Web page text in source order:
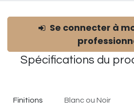
Se connecter à
Spécifications du
Finitions Blanc ou Noir